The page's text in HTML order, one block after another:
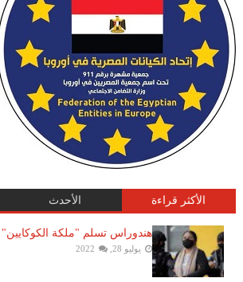
الأكثر قراءة الأحدث
هندوراس تسلم "ملكة الكوكايين"
يوليو 28, 2022